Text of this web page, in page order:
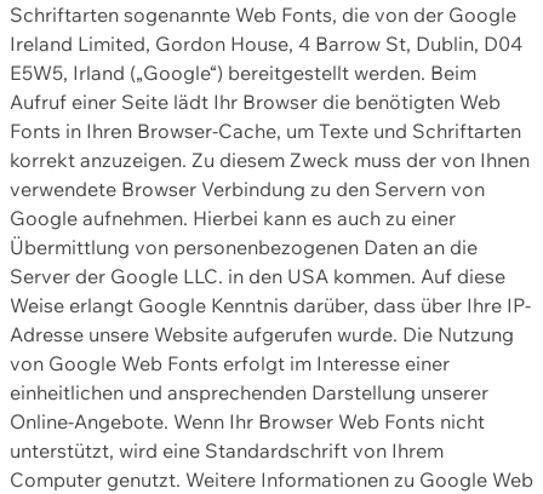
Schriftarten sogenannte Web Fonts, die von der Google
Ireland Limited, Gordon House, 4 Barrow St, Dublin, D04
E5W5, Irland („Google“) bereitgestellt werden. Beim
Aufruf einer Seite lädt Ihr Browser die benötigten Web
Fonts in Ihren Browser-Cache, um Texte und Schriftarten
korrekt anzuzeigen. Zu diesem Zweck muss der von Ihnen
verwendete Browser Verbindung zu den Servern von
Google aufnehmen. Hierbei kann es auch zu einer
Übermittlung von personenbezogenen Daten an die
Server der Google LLC. in den USA kommen. Auf diese
Weise erlangt Google Kenntnis darüber, dass über Ihre IP-
Adresse unsere Website aufgerufen wurde. Die Nutzung
von Google Web Fonts erfolgt im Interesse einer
einheitlichen und ansprechenden Darstellung unserer
Online-Angebote. Wenn Ihr Browser Web Fonts nicht
unterstützt, wird eine Standardschrift von Ihrem
Computer genutzt. Weitere Informationen zu Google Web